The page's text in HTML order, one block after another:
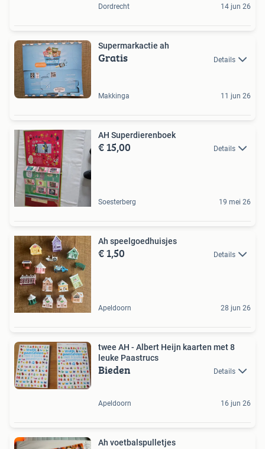
Dordrecht 14 jun 26
Supermarkactie ah
Gratis Details
Makkinga 11 jun 26
AH Superdierenboek
€ 15,00 Details
Soesterberg 19 mei 26
Ah speelgoedhuisjes
€ 1,50 Details
Apeldoorn 28 jun 26
twee AH - Albert Heijn kaarten met 8
leuke Paastrucs
Bieden Details
Apeldoorn 16 jun 26
Ah voetbalspulletjes